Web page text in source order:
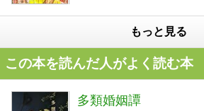
もっと見る
この本を読んだ人がよく読む本
多類婚姻譚